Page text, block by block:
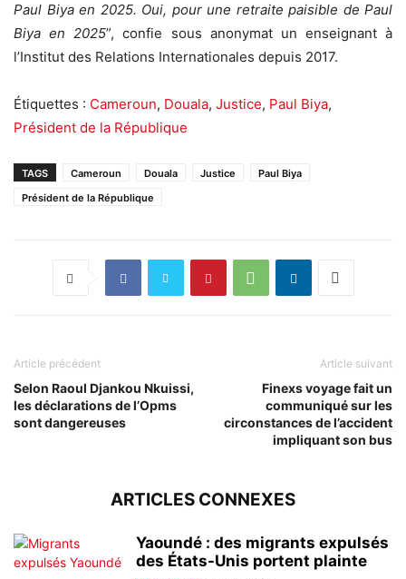
Paul Biya en 2025. Oui, pour une retraite paisible de Paul
Biya en 2025”, confie sous anonymat un enseignant à
l’Institut des Relations Internationales depuis 2017.
Étiquettes : Cameroun, Douala, Justice, Paul Biya,
Président de la République
TAGS Cameroun Douala Justice
Paul Biya
Président de la République
Article précédent
Selon Raoul Djankou Nkuissi,
les déclarations de l’Opms
sont dangereuses
Article suivant
Finexs voyage fait un
communiqué sur les
circonstances de l’accident
impliquant son bus
ARTICLES CONNEXES
Yaoundé : des migrants expulsés
des États-Unis portent plainte